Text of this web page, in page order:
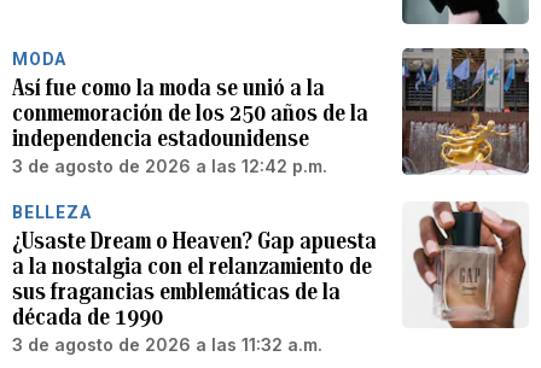
MODA
Así fue como la moda se unió a la
conmemoración de los 250 años de la
independencia estadounidense
3 de agosto de 2026 a las 12:42 p.m.
BELLEZA
¿Usaste Dream o Heaven? Gap apuesta
a la nostalgia con el relanzamiento de
sus fragancias emblemáticas de la
década de 1990
3 de agosto de 2026 a las 11:32 a.m.